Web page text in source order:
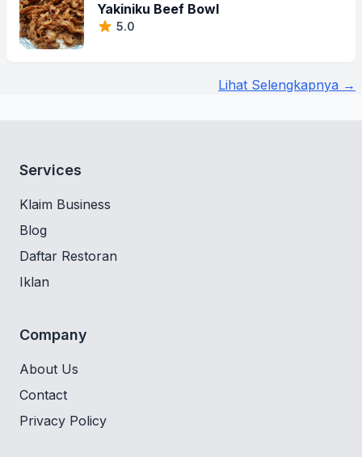
Yakiniku Beef Bowl
5.0
Lihat Selengkapnya →
Services
Klaim Business
Blog
Daftar Restoran
Iklan
Company
About Us
Contact
Privacy Policy